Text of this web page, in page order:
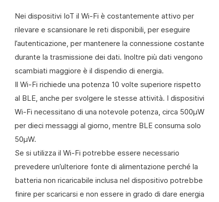
Nei dispositivi IoT il Wi-Fi è costantemente attivo per
rilevare e scansionare le reti disponibili, per eseguire
l’autenticazione, per mantenere la connessione costante
durante la trasmissione dei dati. Inoltre più dati vengono
scambiati maggiore è il dispendio di energia.
Il Wi-Fi richiede una potenza 10 volte superiore rispetto
al BLE, anche per svolgere le stesse attività. I dispositivi
Wi-Fi necessitano di una notevole potenza, circa 500µW
per dieci messaggi al giorno, mentre BLE consuma solo
50µW.
Se si utilizza il Wi-Fi potrebbe essere necessario
prevedere un’ulteriore fonte di alimentazione perché la
batteria non ricaricabile inclusa nel dispositivo potrebbe
finire per scaricarsi e non essere in grado di dare energia